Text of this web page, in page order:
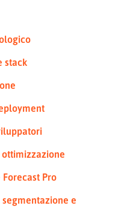
stack
ottimizzazione
Pro
e